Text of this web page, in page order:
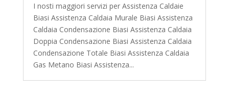
I nosti maggiori servizi per Assistenza Caldaie
Biasi Assistenza Caldaia Murale Biasi Assistenza
Caldaia Condensazione Biasi Assistenza Caldaia
Doppia Condensazione Biasi Assistenza Caldaia
Condensazione Totale Biasi Assistenza Caldaia
Gas Metano Biasi Assistenza...